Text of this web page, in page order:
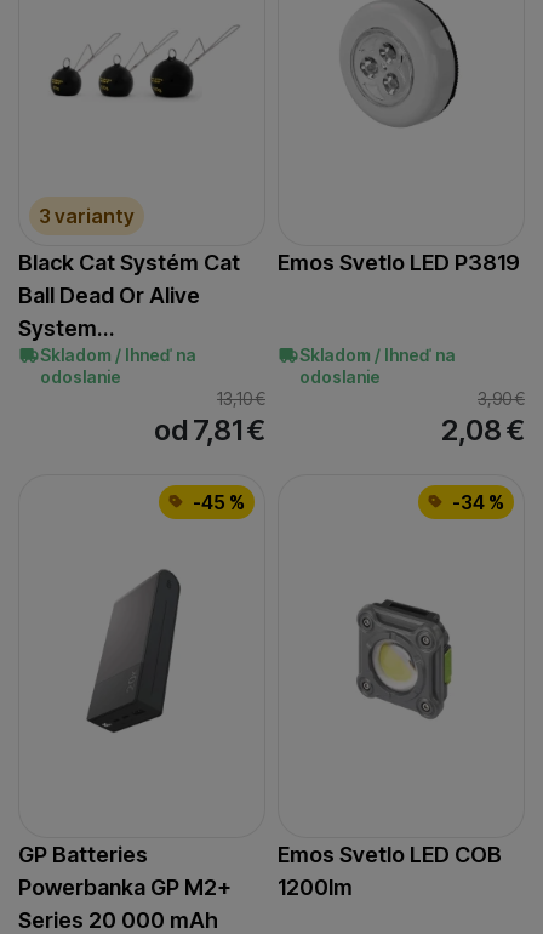
3 varianty
Black Cat Systém Cat
Ball Dead Or Alive
System…
Skladom / Ihneď na
odoslanie
13,10€
od 7,81€
Emos Svetlo LED P3819
Skladom / Ihneď na
odoslanie
3,90€
2,08€
-45 %
GP Batteries
Powerbanka GP M2+
Series 20 000 mAh
-34 %
Emos Svetlo LED COB
1200lm